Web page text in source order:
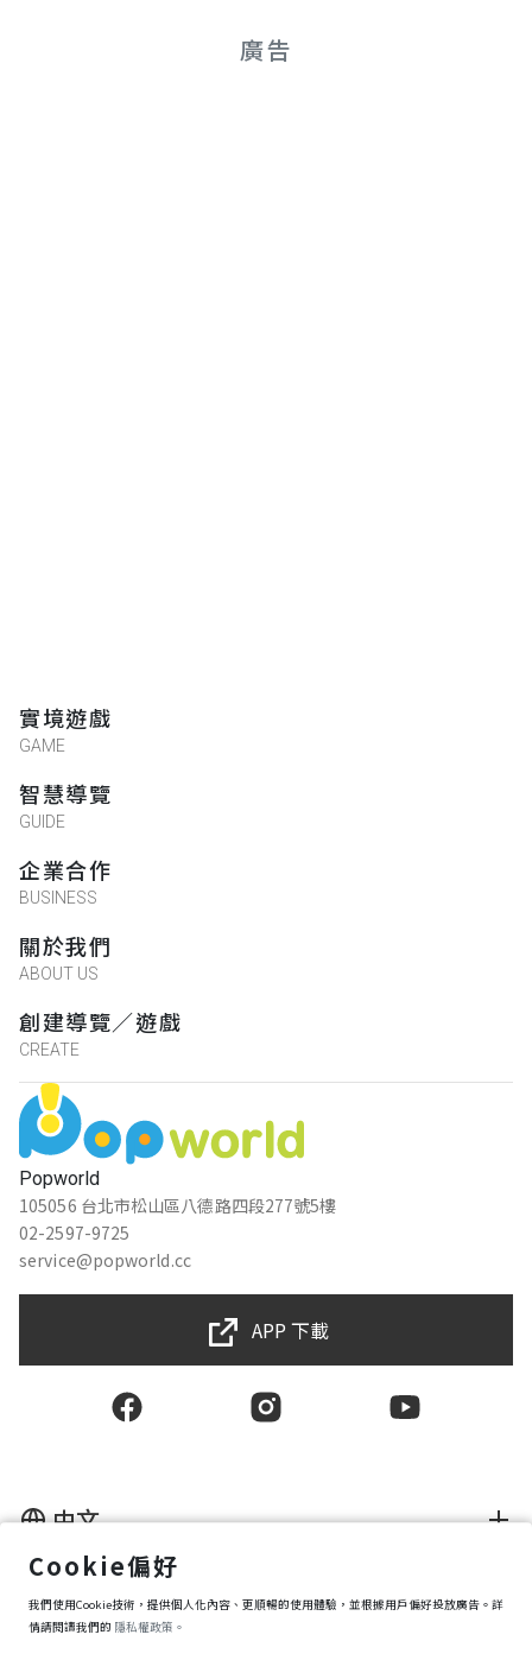
廣告
Popworld
105056 台北市松山區八德路四段277號5樓
02-2597-9725
service@popworld.cc
實境遊戲
GAME
智慧導覽
GUIDE
企業合作
BUSINESS
關於我們
ABOUT US
創建導覽／遊戲
CREATE
APP 下載
隱私權保護政策
資訊安全政策
中文
Cookie偏好
我們使用Cookie技術，提供個人化內容、更順暢的使用體驗，並根據用戶偏好投放廣告。詳
情請閱讀我們的 隱私權政策。